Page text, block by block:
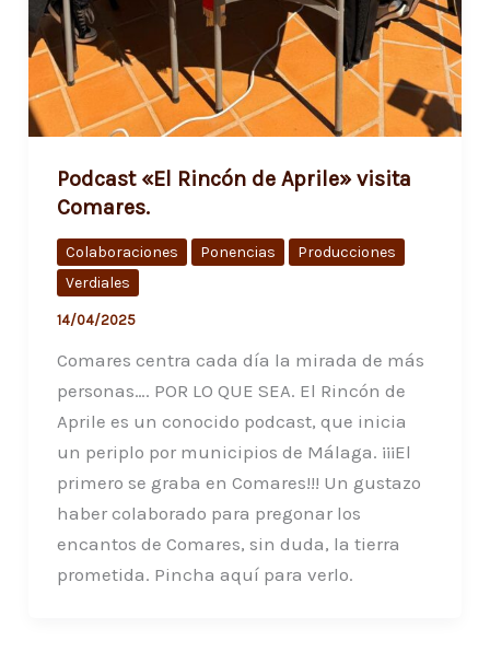
Podcast «El Rincón de Aprile» visita
Comares.
Colaboraciones Ponencias
Producciones
Verdiales
14/04/2025
Comares centra cada día la mirada de más
personas…. POR LO QUE SEA. El Rincón de
Aprile es un conocido podcast, que inicia
un periplo por municipios de Málaga. ¡¡¡El
primero se graba en Comares!!! Un gustazo
haber colaborado para pregonar los
encantos de Comares, sin duda, la tierra
prometida. Pincha aquí para verlo.